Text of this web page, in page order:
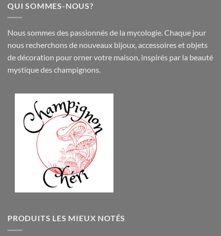
QUI SOMMES-NOUS?
Nous sommes des passionnés de la mycologie. Chaque jour
nous recherchons de nouveaux bijoux,accessoireset objets
dedécoration pour orner votre maison, inspirés par la beauté
mystique des champignons.
PRODUITS LES MIEUX NOTÉS